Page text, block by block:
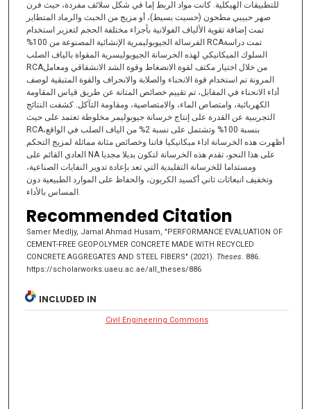
للتطبيقات الهيكلية. كانت مواد الربط إما في شكل سلائف مفردة، حيث فرن
صهر حبيبي مطحون (حسيت بسيط)، أو مزيج من الحبث والرماد المتطاير
تمت إضافة تقوية الألياف الفولانية بأجزاء مختلفة الحجم لتعزير استخدام
الفرسالة الجيوبوليمرية الإنشائية المصنوعة من ‏%100 RCAتمت دراسة
السلوك الميكانيكي لهذه الخرسانة الجيوبوليسرية المقواة بالياف الصلب
المرونة تم استخدام قوة الانحناء والصلابة والانحراف والقوة المتبقية لوصف
أداء الانحناء في المقابل، تم تقييم خصائص المتانة عن طريق قياس المقاومة
الكهربائية، وامتصاص الماء، والامتصاصية، ومقاومة التآكل. كشفت النتائج
التجريبية عن القدرة على إنتاج خرسانة جيوبوليمر مخلوطة تعتمد على حيث
RCA‏ بنسبة 100% وتشتمل على نسبة 2% من الياف الصلب في الواقع،
أظهرت هذه الخرسانة اداء ميكانيكيا فاتنا وخصائص مثانة مماثلة لمزيج التحكم
العادي القائم على NA على هذا النحو، تقدم هذه الخرسانة لتكون بديلا مجديا
ومستداما للخرسانة التقليدية التي تعد بإعادة تدوير النفايات الصناعية،
وتخفيف انبعاثات ثاني أكسيد الكربون، والحفاظ على الموارد الطبيعية دون
المساس بالأداء.
Recommended Citation
Samer Medljy, Jamal Ahmad Husam, "PERFORMANCE EVALUATION OF
CEMENT-FREE GEOPOLYMER CONCRETE MADE WITH RECYCLED
CONCRETE AGGREGATES AND STEEL FIBERS" (2021). Theses. 886.
https://scholarworks.uaeu.ac.ae/all_theses/886
INCLUDED IN
Civil Engineering Commons